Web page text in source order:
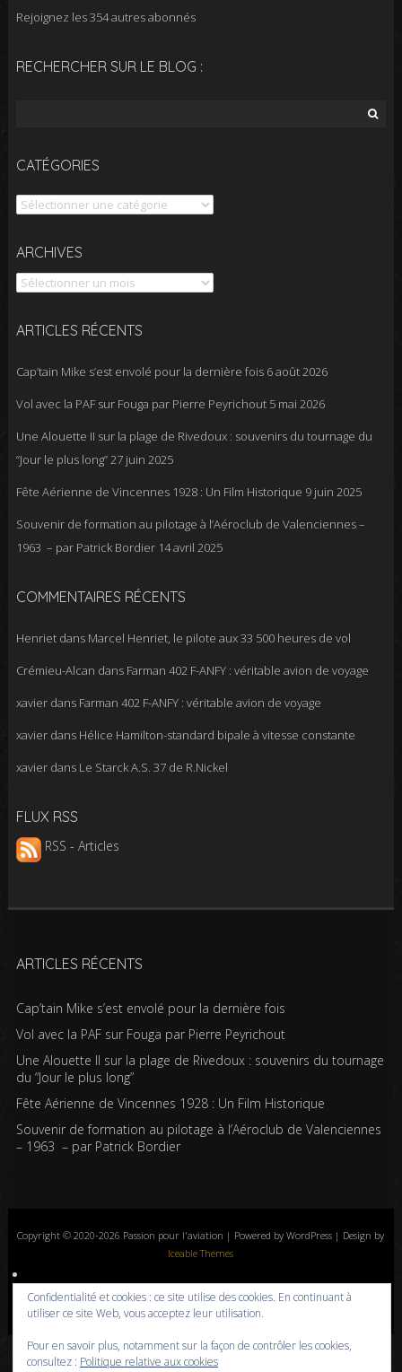
Rejoignez les 354 autres abonnés
RECHERCHER SUR LE BLOG :
CATÉGORIES
Catégories
ARCHIVES
Archives
ARTICLES RÉCENTS
Cap’tain Mike s’est envolé pour la dernière fois 6 août 2026
Vol avec la PAF sur Fouga par Pierre Peyrichout 5 mai 2026
Une Alouette II sur la plage de Rivedoux : souvenirs du tournage du
“Jour le plus long”27 juin 2025
Fête Aérienne de Vincennes 1928 : Un Film Historique 9 juin 2025
Souvenir de formation au pilotage à l’Aéroclub de Valenciennes –
1963 – par Patrick Bordier 14 avril 2025
COMMENTAIRES RÉCENTS
Henrietdans Marcel Henriet, le pilote aux 33 500 heures de vol
Crémieu-Alcan dans Farman 402 F-ANFY : véritable avion de voyage
xavierdans Farman 402 F-ANFY : véritable avion de voyage
xavierdans Hélice Hamilton-standard bipale à vitesse constante
xavierdans Le Starck A.S. 37 de R.Nickel
FLUX RSS
RSS - Articles
ARTICLES RÉCENTS
Cap’tain Mike s’est envolé pour la dernière fois
Vol avec la PAF sur Fouga par Pierre Peyrichout
Une Alouette II sur la plage de Rivedoux : souvenirs du tournage
du “Jour le plus long”
Fête Aérienne de Vincennes 1928 : Un Film Historique
Souvenir de formation au pilotage à l’Aéroclub de Valenciennes
– 1963 – par Patrick Bordier
Copyright © 2020-2026 Passion pour l'aviation | Powered by WordPress | Design by
Iceable Themes
Accueil Blog Albums photos Histoires de l’aviation
Contrôle aérien
Liens Contact
Confidentialité et cookies : ce site utilise des cookies. En continuant à
utiliser ce site Web, vous acceptez leur utilisation.
Pour en savoir plus, notamment sur la façon de contrôler les cookies,
consultez : Politique relative aux cookies